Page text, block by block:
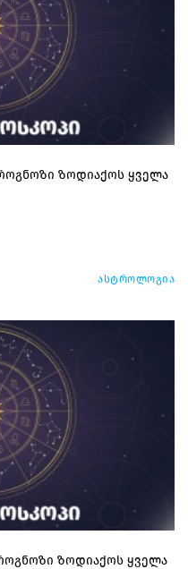
ზოდიაქოს ყველა
ასტროლოგია
ზოდიაქოს ყველა